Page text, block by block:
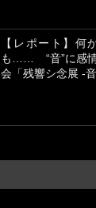
【レポート】何
も…… “音”に感情
会「残響シ念展 -